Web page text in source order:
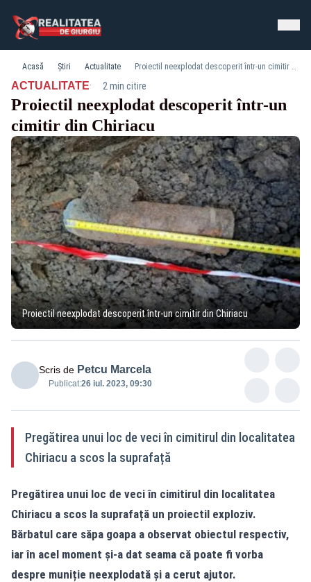
Acasă Știri Actualitate Proiectil neexplodat descoperit într-un cimitir din Chiriacu
ACTUALITATE· 2 min citire
Proiectil neexplodat descoperit într-un
cimitir din Chiriacu
Proiectil neexplodat descoperit într-un cimitir din Chiriacu
Scris de Petcu Marcela
Publicat:26 iul. 2023, 09:30
Pregătirea unui loc de veci în cimitirul din localitatea
Chiriacu a scos la suprafață
Pregătirea unui loc de veci în cimitirul din localitatea
Chiriacu a scos la suprafață un proiectil exploziv.
Bărbatul care săpa goapa a observat obiectul respectiv,
iar în acel moment și-a dat seama că poate fi vorba
despre muniție neexplodată și a cerut ajutor.